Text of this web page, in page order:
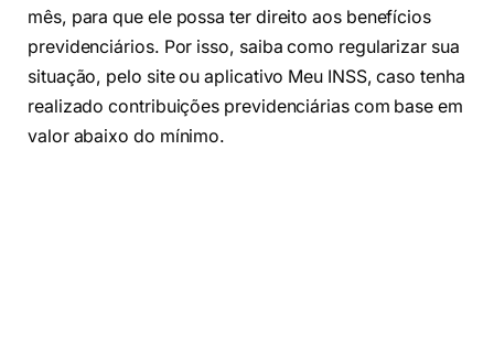
mês, para que ele possa ter direito aos benefícios
previdenciários. Por isso, saiba como regularizar sua
situação, pelo site ou aplicativo Meu INSS, caso tenha
realizado contribuições previdenciárias com base em
valor abaixo do mínimo.